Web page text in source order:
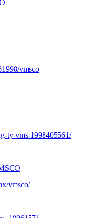
vmsco
ty-vms-1998405561/
vmsco/